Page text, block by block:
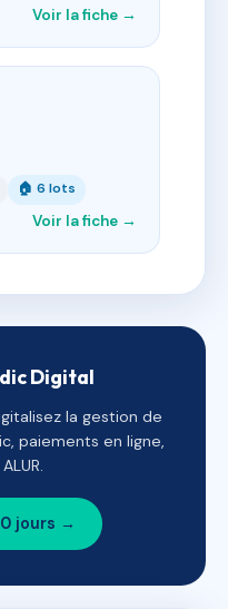
Voir la fiche →
🏠 6 lots
Voir la fiche →
Digital
la gestion de
paiements en ligne,
jours →